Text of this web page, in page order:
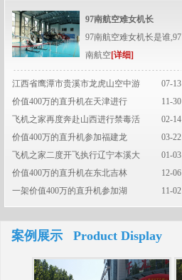
97南航空难女机长
97南航空难女机长是谁,97
南航空[详细]
07-13
江西省鹰潭市贵溪市龙虎山空中游
11-30
价值400万的直升机在天津进行
02-14
飞机之家再度奔赴山西进行禁毒活
03-22
价值400万的直升机参加福建龙
01-03
飞机之家二度开飞执行辽宁本溪大
12-06
价值400万的直升机在东北吉林
11-02
一架价值400万的直升机参加湖
案例展示 Product Display